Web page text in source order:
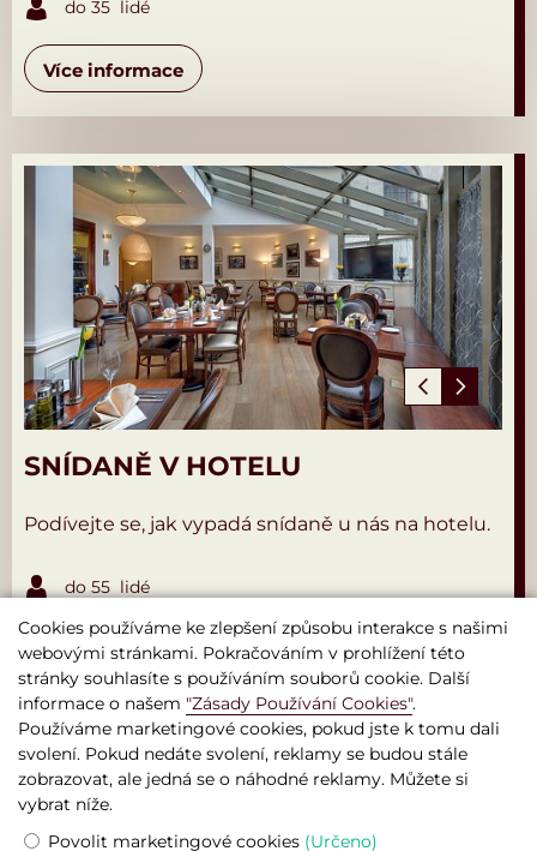
Více informace
do 35 lidé
SNÍDANĚ V HOTELU
Podívejte se, jak vypadá snídaně u nás na hotelu.
Více informace
do 55 lidé
© 2026 Oficiální webová stránka
Cookies používáme ke zlepšení způsobu interakce s našimi
webovými stránkami. Pokračováním v prohlížení této
stránky souhlasíte s používáním souborů cookie. Další
informace o našem "Zásady Používání Cookies".
Používáme marketingové cookies, pokud jste k tomu dali
svolení. Pokud nedáte svolení, reklamy se budou stále
zobrazovat, ale jedná se o náhodné reklamy. Můžete si
vybrat níže.
Povolit marketingové cookies (Určeno)